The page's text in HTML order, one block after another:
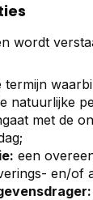
wordt
termijn
natuurlijke
met de
een
en/of